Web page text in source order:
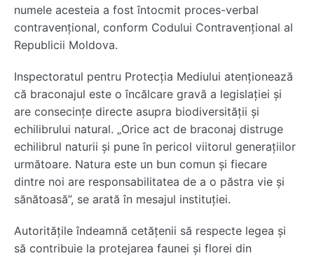
numele acesteia a fost întocmit proces-verbal
contravențional, conform Codului Contravențional al
Republicii Moldova.
Inspectoratul pentru Protecția Mediului atenționează
că braconajul este o încălcare gravă a legislației și
are consecințe directe asupra biodiversității și
echilibrului natural. „Orice act de braconaj distruge
echilibrul naturii și pune în pericol viitorul generațiilor
următoare. Natura este un bun comun și fiecare
dintre noi are responsabilitatea de a o păstra vie și
sănătoasă”, se arată în mesajul instituției.
Autoritățile îndeamnă cetățenii să respecte legea și
să contribuie la protejarea faunei și florei din